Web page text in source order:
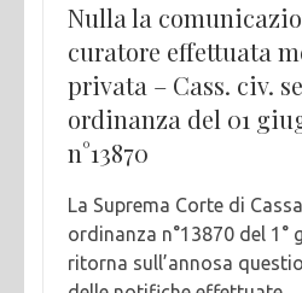
Nulla la
curatore effettuata
privata – Cass. civ.
ordinanza del 01
n°13870
La Suprema Corte di
ordinanza n°13870 del 1°
ritorna sull’annosa